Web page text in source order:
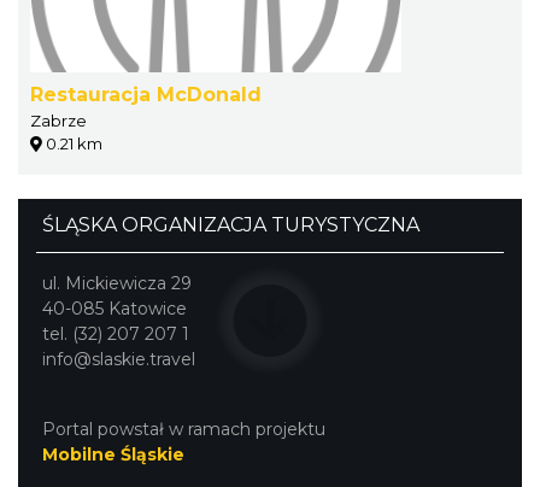
Restauracja McDonald
Zabrze
0.21 km
ŚLĄSKA ORGANIZACJA TURYSTYCZNA
ul. Mickiewicza 29
40-085 Katowice
tel. (32) 207 207 1
info@slaskie.travel
Portal powstał w ramach projektu
Mobilne Śląskie